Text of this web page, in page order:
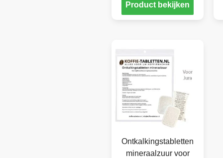
Product bekijken
Ontkalkingstabletten
mineraalzuur voor